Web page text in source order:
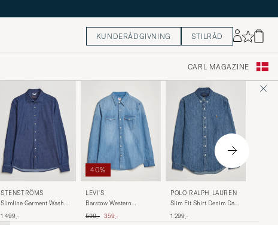
KUNDERÅDGIVNING STILRÅD
CARL MAGAZINE
STENSTRÖMS
Slimline Garment Washed
1 499,-
40%
LEVI'S
Barstow Western
Ordinary pris
599,- Nedsat pris
359,-
POLO RALPH LAUREN
Slim Fit Shirt Denim Dark
1 299,-